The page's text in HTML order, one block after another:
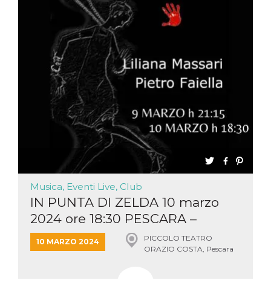
Musica, Eventi Live, Club
IN PUNTA DI ZELDA 10 marzo
2024 ore 18:30 PESCARA –
10 MARZO 2024
PICCOLO TEATRO
ORAZIO COSTA, Pescara